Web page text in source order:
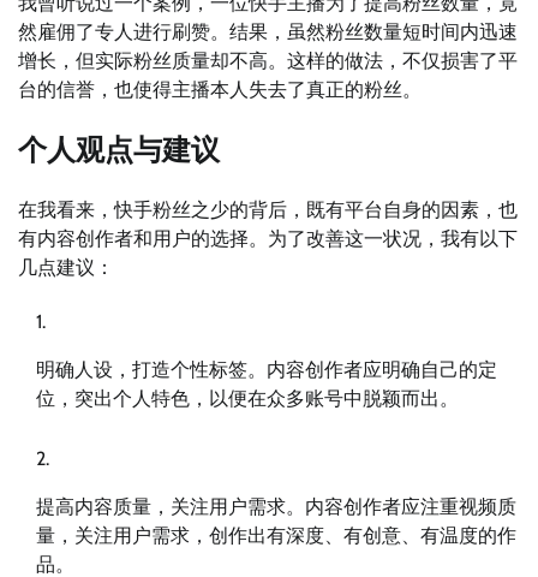
然雇佣了专人进行刷赞。结果，虽然粉丝数量短时间内迅速
增长，但实际粉丝质量却不高。这样的做法，不仅损害了平
台的信誉，也使得主播本人失去了真正的粉丝。
个人观点与建议
在我看来，快手粉丝之少的背后，既有平台自身的因素，也
有内容创作者和用户的选择。为了改善这一状况，我有以下
几点建议：
明确人设，打造个性标签。内容创作者应明确自己的定
位，突出个人特色，以便在众多账号中脱颖而出。
提高内容质量，关注用户需求。内容创作者应注重视频质
量，关注用户需求，创作出有深度、有创意、有温度的作
品。